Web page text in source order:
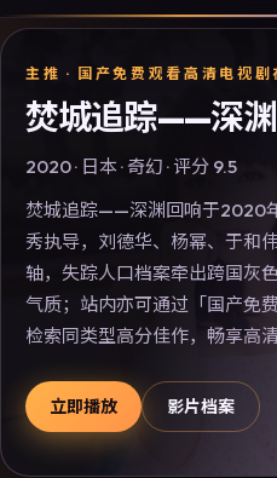
主推 · 国产免费观看高清电视剧
焚城追踪——深
2020· 日本·奇幻 · 评分 9.5
焚城追踪——深渊回响于2020
秀执导，刘德华、杨幂、于和
轴，失踪人口档案牵出跨国灰
气质；站内亦可通过「国产免
检索同类型高分佳作，畅享高
立即播放 影片档案